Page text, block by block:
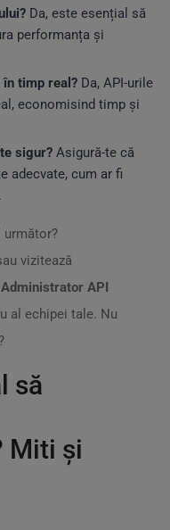
Da, este esențial să
performanța și
timp real? Da, API-urile
economisind timp și
sigur? Asigură-te că
adecvate, cum ar fi
următor?
vizitează
Administrator API
al echipei tale. Nu
să
Miti și